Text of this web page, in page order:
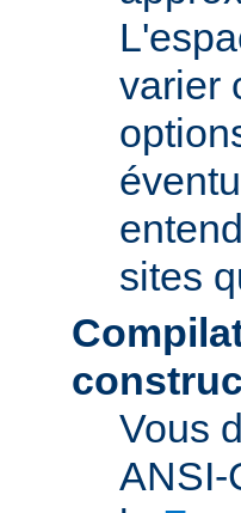
varier
sites
Vous
ANSI-